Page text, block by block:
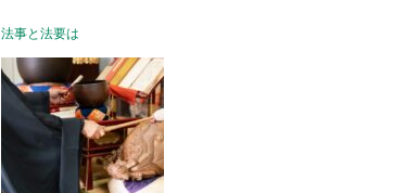
法事と法要は